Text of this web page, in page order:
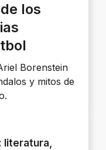
los
Borenstein
y mitos de
literatura,